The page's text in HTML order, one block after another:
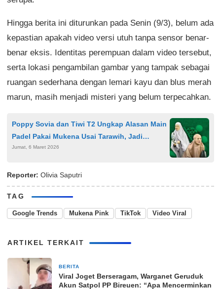
Hingga berita ini diturunkan pada Senin (9/3), belum ada
kepastian apakah video versi utuh tanpa sensor benar-
benar eksis. Identitas perempuan dalam video tersebut,
serta lokasi pengambilan gambar yang tampak sebagai
ruangan sederhana dengan lemari kayu dan blus merah
marun, masih menjadi misteri yang belum terpecahkan.
Poppy Sovia dan Tiwi T2 Ungkap Alasan Main
Padel Pakai Mukena Usai Tarawih, Jadi
Sorotan Warganet
Jumat, 6 Maret 2026
Reporter: Olivia Saputri
TAG
Google Trends Mukena Pink TikTok Video Viral
ARTIKEL TERKAIT
BERITA
Viral Joget Berseragam, Warganet Geruduk
Akun Satpol PP Bireuen: “Apa Mencerminkan